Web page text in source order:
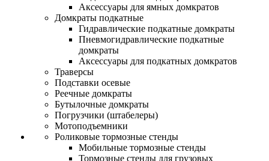
Аксессуары для ямных домкратов
Домкраты подкатные
Гидравлические подкатные домкраты
Пневмогидравлические подкатные
домкраты
Аксессуары для подкатных домкратов
Траверсы
Подставки осевые
Реечные домкраты
Бутылочные домкраты
Погрузчики (штабелеры)
Мотоподъемники
Роликовые тормозные стенды
Мобильные тормозные стенды
Тормозные стенды для грузовых